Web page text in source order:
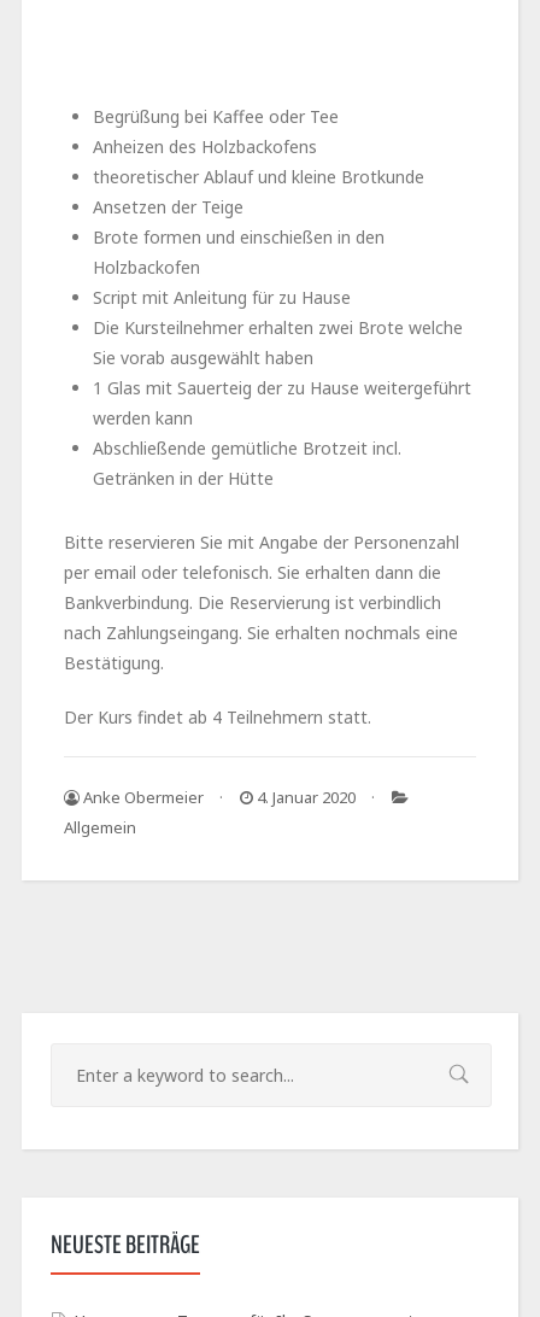
Begrüßung bei Kaffee oder Tee
Anheizen des Holzbackofens
theoretischer Ablauf und kleine Brotkunde
Ansetzen der Teige
Brote formen und einschießen in den
Holzbackofen
Script mit Anleitung für zu Hause
Die Kursteilnehmer erhalten zwei Brote welche
Sie vorab ausgewählt haben
1 Glas mit Sauerteig der zu Hause weitergeführt
werden kann
Abschließende gemütliche Brotzeit incl.
Getränken in der Hütte
Bitte reservieren Sie mit Angabe der Personenzahl
per email oder telefonisch. Sie erhalten dann die
Bankverbindung. Die Reservierung ist verbindlich
nach Zahlungseingang. Sie erhalten nochmals eine
Bestätigung.
Der Kurs findet ab 4 Teilnehmern statt.
Anke Obermeier
4. Januar 2020
Allgemein
NEUESTE BEITRÄGE